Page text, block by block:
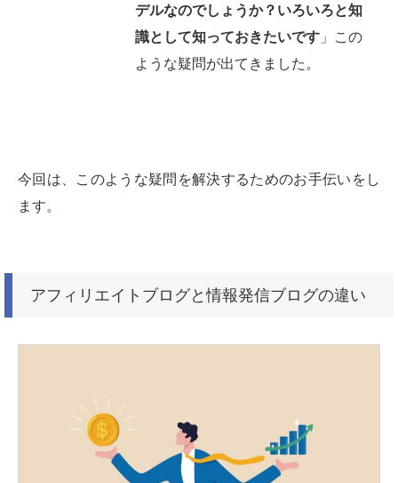
デルなのでしょうか？いろいろと知
識として知っておきたいです 」この
ような疑問が出てきました。
今回は、このような疑問を解決するためのお手伝いをし
ます。
アフィリエイトブログと情報発信ブログの違い